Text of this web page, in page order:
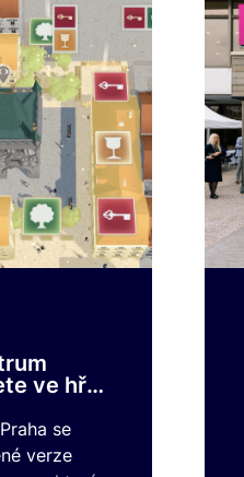
ve hře
se
verze